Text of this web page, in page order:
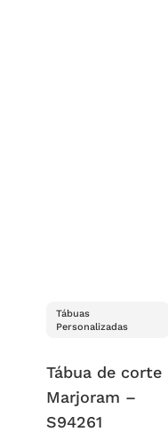
Tábuas
Personalizadas
Tábua de corte
Marjoram –
S94261